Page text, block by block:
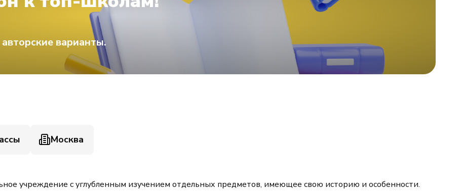
варианты.
Москва
учреждение с углубленным изучением отдельных предметов, имеющее свою историю и особенности.